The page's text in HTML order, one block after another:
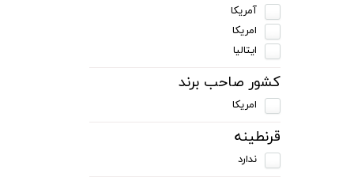
آمریکا
امریکا
ایتالیا
کشور صاحب برند
امریکا
قرنطینه
ندارد